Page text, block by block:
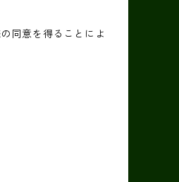
同意を得ることによ